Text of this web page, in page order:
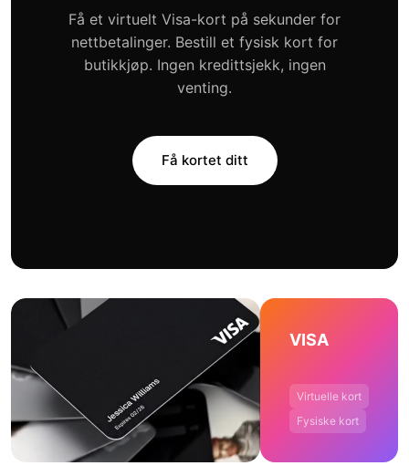
Få et virtuelt Visa-kort på sekunder for
nettbetalinger. Bestill et fysisk kort for
butikkjøp. Ingen kredittsjekk, ingen
venting.
Få kortet ditt
VISA
Virtuelle kort
Fysiske kort